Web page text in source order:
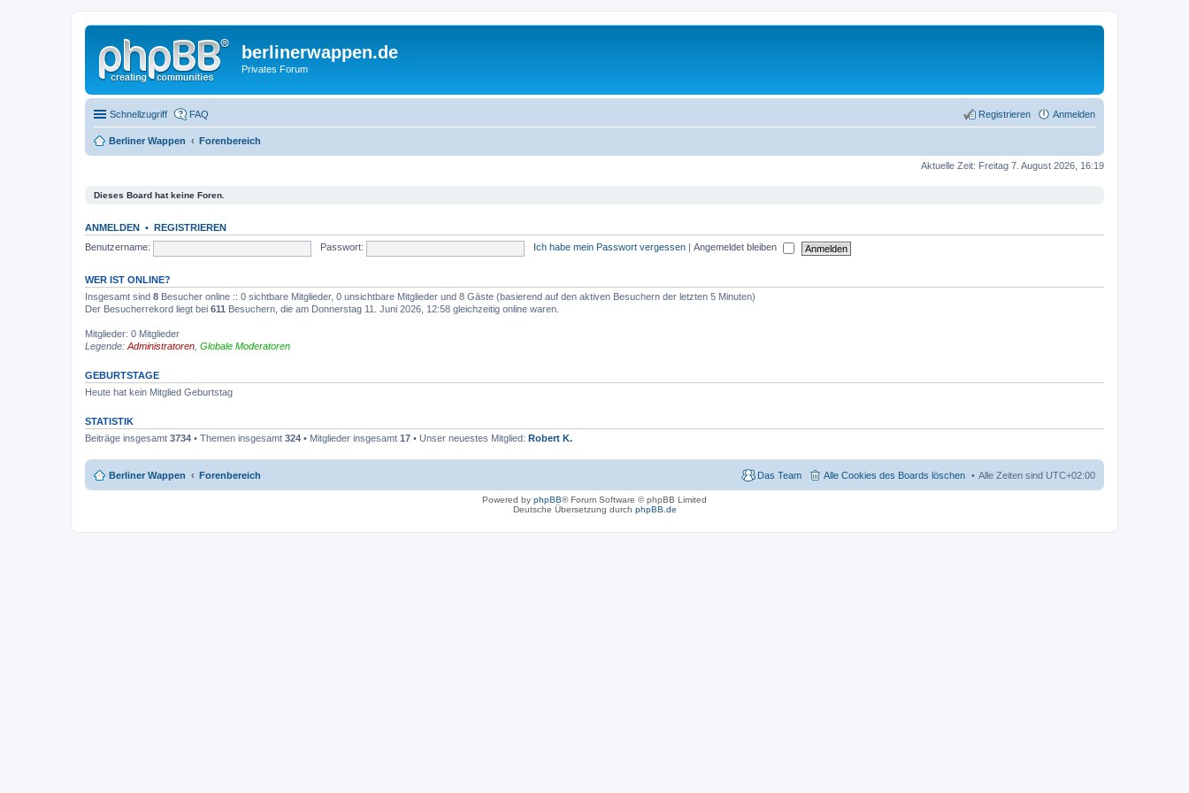
berlinerwappen.de
Privates Forum
Schnellzugriff FAQ Anmelden
Registrieren
Berliner Wappen Forenbereich
Aktuelle Zeit: Freitag 7. August 2026, 16:19
Dieses Board hat keine Foren.
ANMELDEN • REGISTRIEREN
Benutzername:
Passwort: Ich habe mein Passwort vergessen Angemeldet bleiben
WER IST ONLINE?
Insgesamt sind 8 Besucher online :: 0 sichtbare Mitglieder, 0 unsichtbare Mitglieder und 8 Gäste (basierend auf den aktiven Besuchern der letzten 5 Minuten)
Der Besucherrekord liegt bei 611 Besuchern, die am Donnerstag 11. Juni 2026, 12:58 gleichzeitig online waren.
Mitglieder: 0 Mitglieder
Legende: Administratoren Globale Moderatoren
GEBURTSTAGE
Heute hat kein Mitglied Geburtstag
STATISTIK
Beiträge insgesamt 3734 • Themen insgesamt 324 • Mitglieder insgesamt 17 • Unser neuestes Mitglied: Robert K.
Berliner Wappen Forenbereich Alle Zeiten sind UTC+02:00
Alle Cookies des Boards löschen
Das Team
Powered by phpBB® Forum Software © phpBB Limited
Deutsche Übersetzung durch phpBB.de